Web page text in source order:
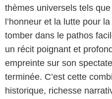
thèmes universels tels que
l’honneur et la lutte pour
tomber dans le pathos
un récit poignant et
empreinte sur son
terminée. C’est cette
historique, richesse